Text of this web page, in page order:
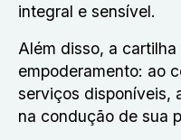
integral e sensível.
Além disso, a
empoderamento: ao
serviços disponíveis,
na condução de sua